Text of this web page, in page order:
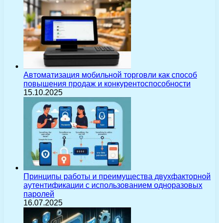
Автоматизация мобильной торговли как способ
повышения продаж и конкурентоспособности
15.10.2025
Принципы работы и преимущества двухфакторной
аутентификации с использованием одноразовых
паролей
16.07.2025